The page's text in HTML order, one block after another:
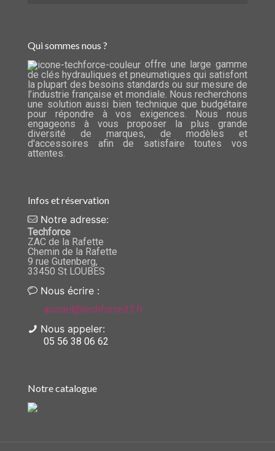
Qui sommes nous ?
offre une large gamme
de clés hydrauliques et pneumatiques qui satisfont
la plupart des besoins standards ou sur mesure de
l’industrie française et mondiale. Nous recherchons
une solution aussi bien technique que budgétaire
pour répondre à vos exigences. Nous nous
engageons à vous proposer la plus grande
diversité de marques, de modèles et
d'accessoires afin de satisfaire toutes vos
attentes.
Infos et réservation
Notre adresse:
Techforce
ZAC de la Rafette
Chemin de la Rafette
9 rue Gutenberg,
33450 St LOUBES
Nous écrire :
accueil@techforce33.fr
Nous appeler:
05 56 38 06 62
Notre catalogue